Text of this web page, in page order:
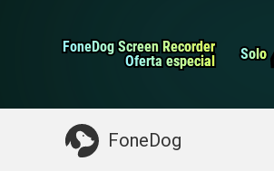
FoneDog Screen Recorder
FoneDog Screen Recorder
Oferta especial
Oferta especial Solo
Solo
FoneDog
Limpiador de iPhone
Algo que puede necesitar: